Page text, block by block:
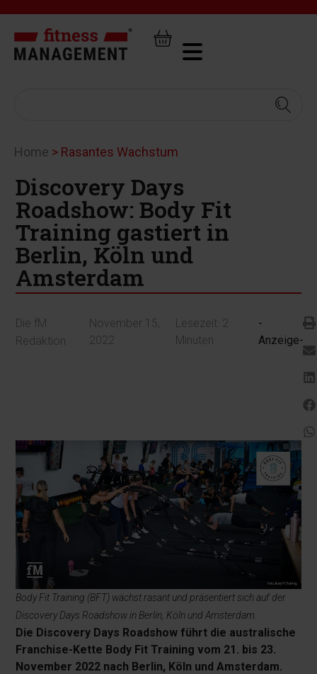
Home > Rasantes Wachstum
Discovery Days
Roadshow: Body Fit
Training gastiert in
Berlin, Köln und
Amsterdam
Die fM
Redaktion
November 15,
2022
Lesezeit: 2
Minuten
-
Anzeige-
Body Fit Training (BFT) wächst rasant und präsentiert sich auf der
Discovery Days Roadshow in Berlin, Köln und Amsterdam.
Die Discovery Days Roadshow führt die australische
Franchise-Kette Body Fit Training vom 21. bis 23.
November 2022 nach Berlin, Köln und Amsterdam.